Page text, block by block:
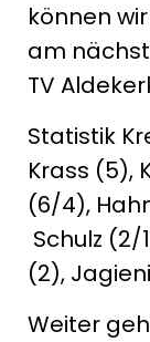
können
am
TV
Statistik
Krass (5),
(6/4),
Schulz (2/
(2),
Weiter